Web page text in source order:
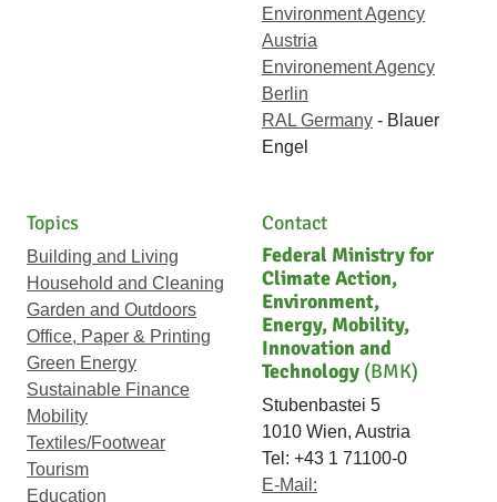
Environment Agency
Austria
Environement Agency
Berlin
RAL Germany - Blauer
Engel
Topics
Building and Living
Household and Cleaning
Garden and Outdoors
Office, Paper & Printing
Green Energy
Sustainable Finance
Mobility
Textiles/Footwear
Tourism
Education
Contact
Federal Ministry for
Climate Action,
Environment,
Energy, Mobility,
Innovation and
Technology (BMK)
Stubenbastei 5
1010 Wien, Austria
Tel: +43 1 71100-0
E-Mail: